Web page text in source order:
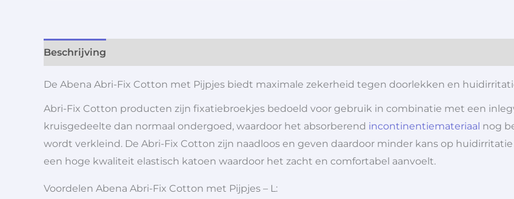
Beschrijving
De Abena Abri-Fix Cotton met Pijpjes biedt maximale zekerheid tegen doorlekken en
Abri-Fix Cotton producten zijn fixatiebroekjes bedoeld voor gebruik in combinatie met een
kruisgedeelte dan normaal ondergoed, waardoor het absorberend incontinentiemateriaal nog
wordt verkleind. De Abri-Fix Cotton zijn naadloos en geven daardoor minder kans op
een hoge kwaliteit elastisch katoen waardoor het zacht en comfortabel aanvoelt.
Voordelen Abena Abri-Fix Cotton met Pijpjes – L: